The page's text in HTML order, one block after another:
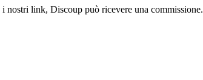
link, Discoup può ricevere una commissione.